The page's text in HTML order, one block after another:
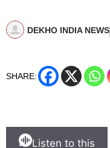
DEKHO INDIA NEWS
SHARE:
Listen to this